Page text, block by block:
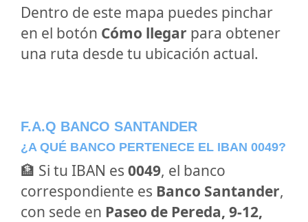
Dentro de este mapa puedes pinchar
en el botón Cómo llegar para obtener
una ruta desde tu ubicación actual.
F.A.Q BANCO SANTANDER
¿A QUÉ BANCO PERTENECE EL IBAN 0049?
🏦 Si tu IBAN es 0049, el banco
correspondiente es Banco Santander,
con sede en Paseo de Pereda, 9-12,